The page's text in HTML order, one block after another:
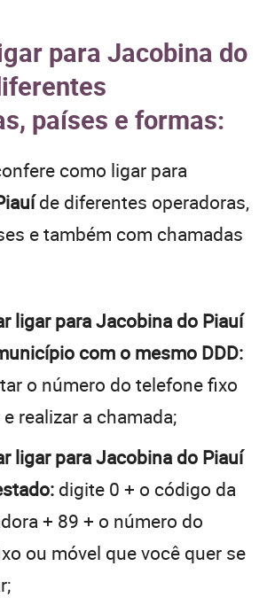
para Jacobina do
países e formas:
como ligar para
de diferentes operadoras,
e também com chamadas
ligar para Jacobina do Piauí
com o mesmo DDD:
o número do telefone fixo
realizar a chamada;
ligar para Jacobina do Piauí
digite 0 + o código da
+ 89 + o número do
ou móvel que você quer se